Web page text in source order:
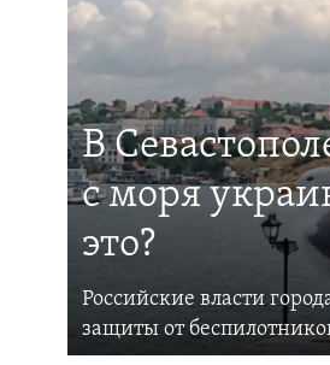
В
с моря
это?
Российские власти
защиты от